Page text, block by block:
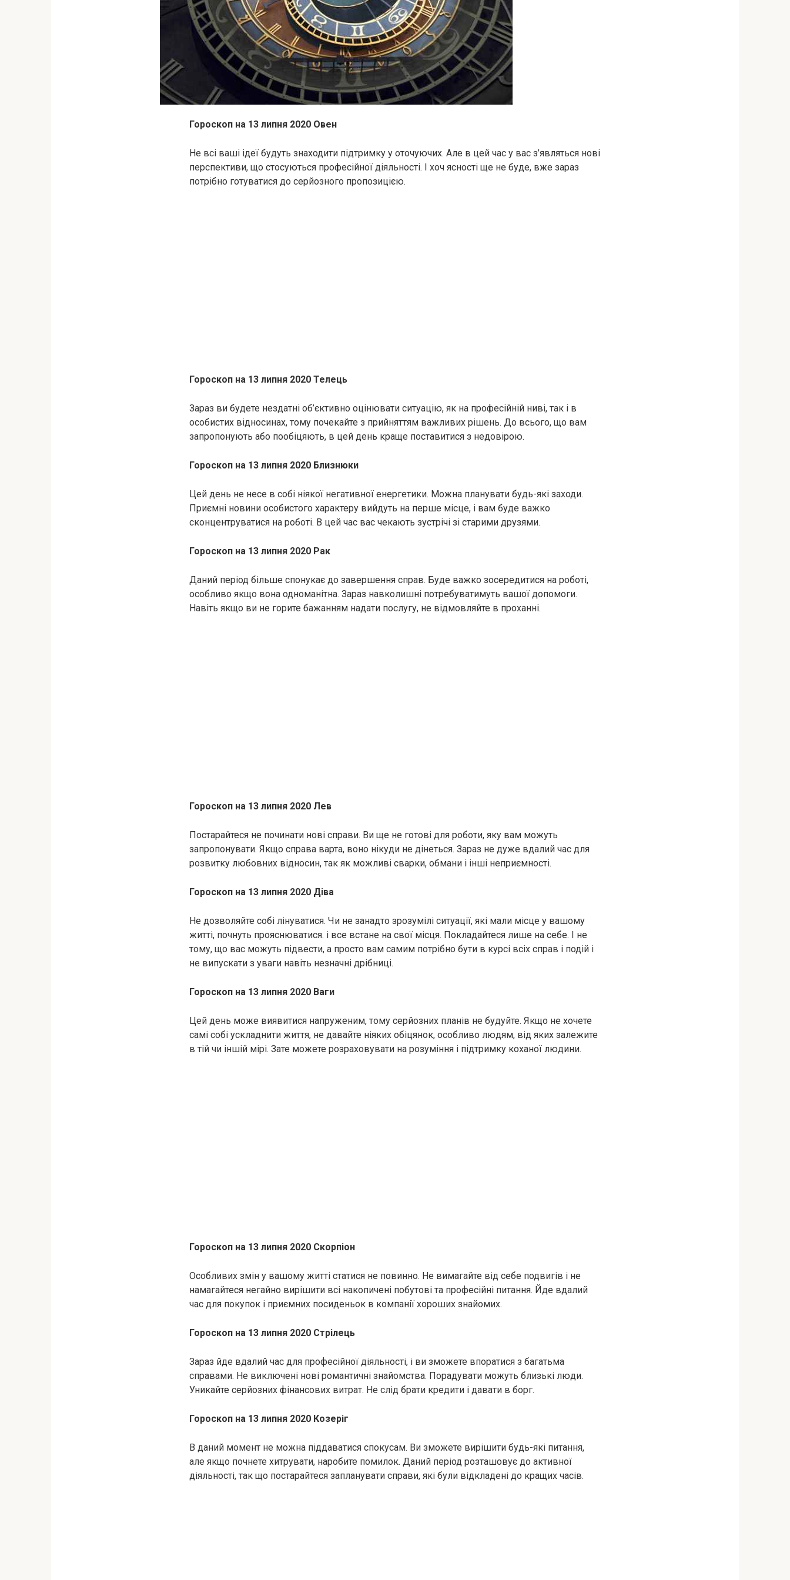
Гороскоп на 13 липня 2020 Овен
Не всі ваші ідеї будуть знаходити підтримку у оточуючих. Але в цей час у вас з’являться нові
перспективи, що стосуються професійної діяльності. І хоч ясності ще не буде, вже зараз
потрібно готуватися до серйозного пропозицією.
Гороскоп на 13 липня 2020 Телець
Зараз ви будете нездатні об’єктивно оцінювати ситуацію, як на професійній ниві, так і в
особистих відносинах, тому почекайте з прийняттям важливих рішень. До всього, що вам
запропонують або пообіцяють, в цей день краще поставитися з недовірою.
Гороскоп на 13 липня 2020 Близнюки
Цей день не несе в собі ніякої негативної енергетики. Можна планувати будь-які заходи.
Приємні новини особистого характеру вийдуть на перше місце, і вам буде важко
сконцентруватися на роботі. В цей час вас чекають зустрічі зі старими друзями.
Гороскоп на 13 липня 2020 Рак
Даний період більше спонукає до завершення справ. Буде важко зосередитися на роботі,
особливо якщо вона одноманітна. Зараз навколишні потребуватимуть вашої допомоги.
Навіть якщо ви не горите бажанням надати послугу, не відмовляйте в проханні.
Гороскоп на 13 липня 2020 Лев
Постарайтеся не починати нові справи. Ви ще не готові для роботи, яку вам можуть
запропонувати. Якщо справа варта, воно нікуди не дінеться. Зараз не дуже вдалий час для
розвитку любовних відносин, так як можливі сварки, обмани і інші неприємності.
Гороскоп на 13 липня 2020 Діва
Не дозволяйте собі лінуватися. Чи не занадто зрозумілі ситуації, які мали місце у вашому
житті, почнуть прояснюватися. і все встане на свої місця. Покладайтеся лише на себе. І не
тому, що вас можуть підвести, а просто вам самим потрібно бути в курсі всіх справ і подій і
не випускати з уваги навіть незначні дрібниці.
Гороскоп на 13 липня 2020 Ваги
Цей день може виявитися напруженим, тому серйозних планів не будуйте. Якщо не хочете
самі собі ускладнити життя, не давайте ніяких обіцянок, особливо людям, від яких залежите
в тій чи іншій мірі. Зате можете розраховувати на розуміння і підтримку коханої людини.
Гороскоп на 13 липня 2020 Скорпіон
Особливих змін у вашому житті статися не повинно. Не вимагайте від себе подвигів і не
намагайтеся негайно вирішити всі накопичені побутові та професійні питання. Йде вдалий
час для покупок і приємних посиденьок в компанії хороших знайомих.
Гороскоп на 13 липня 2020 Стрілець
Зараз йде вдалий час для професійної діяльності, і ви зможете впоратися з багатьма
справами. Не виключені нові романтичні знайомства. Порадувати можуть близькі люди.
Уникайте серйозних фінансових витрат. Не слід брати кредити і давати в борг.
Гороскоп на 13 липня 2020 Козеріг
В даний момент не можна піддаватися спокусам. Ви зможете вирішити будь-які питання,
але якщо почнете хитрувати, наробите помилок. Даний період розташовує до активної
діяльності, так що постарайтеся запланувати справи, які були відкладені до кращих часів.